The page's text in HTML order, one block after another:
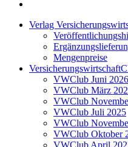
Verlag
Mengenpreise
VWClub Juni 2026
VWClub März
VWClub
VWClub Juli 2025
VWClub
VWClub Oktober
VWClub April